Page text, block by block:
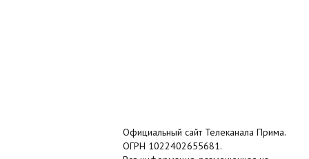
Официальный сайт Телеканала Прима.
ОГРН 1022402655681.